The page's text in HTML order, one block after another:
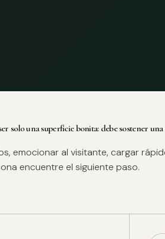
solo una superficie bonita: debe sostener una
emocionar al visitante, cargar
encuentre el siguiente paso.